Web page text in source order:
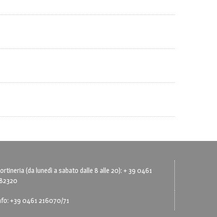
(da lunedì a sabato dalle 8 alle 20): + 39 0461
+39 0461 216070/71